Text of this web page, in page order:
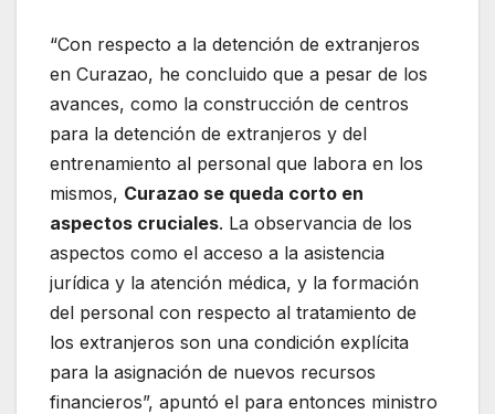
“Con respecto a la detención de extranjeros
en Curazao, he concluido que a pesar de los
avances, como la construcción de centros
para la detención de extranjeros y del
entrenamiento al personal que labora en los
mismos, Curazao se queda corto en
aspectos cruciales. La observancia de los
aspectos como el acceso a la asistencia
jurídica y la atención médica, y la formación
del personal con respecto al tratamiento de
los extranjeros son una condición explícita
para la asignación de nuevos recursos
financieros”, apuntó el para entonces ministro